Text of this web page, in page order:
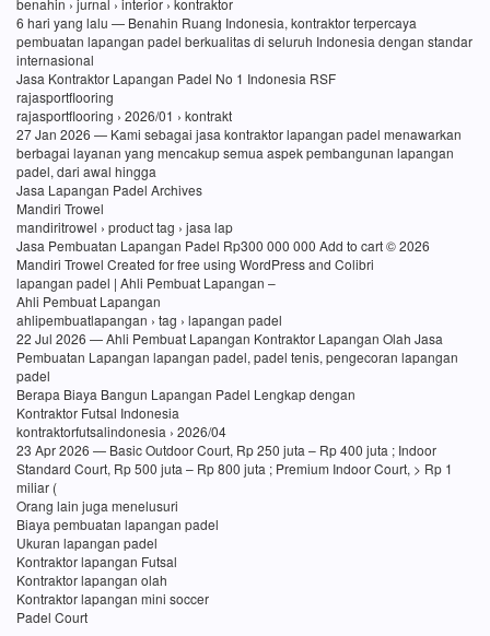
benahin › jurnal › interior › kontraktor
6 hari yang lalu — Benahin Ruang Indonesia, kontraktor terpercaya
pembuatan lapangan padel berkualitas di seluruh Indonesia dengan standar
internasional
Jasa Kontraktor Lapangan Padel No 1 Indonesia RSF
rajasportflooring
rajasportflooring › 2026/01 › kontrakt
27 Jan 2026 — Kami sebagai jasa kontraktor lapangan padel menawarkan
berbagai layanan yang mencakup semua aspek pembangunan lapangan
padel, dari awal hingga
Jasa Lapangan Padel Archives
Mandiri Trowel
mandiritrowel › product tag › jasa lap
Jasa Pembuatan Lapangan Padel Rp300 000 000 Add to cart © 2026
Mandiri Trowel Created for free using WordPress and Colibri
lapangan padel | Ahli Pembuat Lapangan –
Ahli Pembuat Lapangan
ahlipembuatlapangan › tag › lapangan padel
22 Jul 2026 — Ahli Pembuat Lapangan Kontraktor Lapangan Olah Jasa
Pembuatan Lapangan lapangan padel, padel tenis, pengecoran lapangan
padel
Berapa Biaya Bangun Lapangan Padel Lengkap dengan
Kontraktor Futsal Indonesia
kontraktorfutsalindonesia › 2026/04
23 Apr 2026 — Basic Outdoor Court, Rp 250 juta – Rp 400 juta ; Indoor
Standard Court, Rp 500 juta – Rp 800 juta ; Premium Indoor Court, > Rp 1
miliar (
Orang lain juga menelusuri
Biaya pembuatan lapangan padel
Ukuran lapangan padel
Kontraktor lapangan Futsal
Kontraktor lapangan olah
Kontraktor lapangan mini soccer
Padel Court